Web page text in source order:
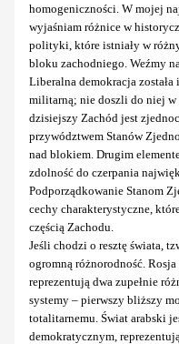
homogeniczności. W mojej
wyjaśniam różnice w
polityki, które istniały w
bloku zachodniego. Weźmy
Liberalna demokracja została
militarną; nie doszli do niej w
dzisiejszy Zachód jest
przywództwem Stanów
nad blokiem. Drugim
zdolność do czerpania
Podporządkowanie Stanom
cechy charakterystyczne,
częścią Zachodu.
Jeśli chodzi o resztę świata,
ogromną różnorodność.
reprezentują dwa zupełnie
systemy – pierwszy bliższy
totalitarnemu. Świat arabski
demokratycznym,